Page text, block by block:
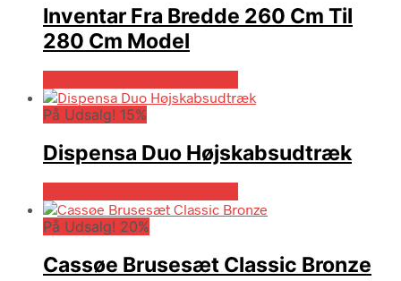
Inventar Fra Bredde 260 Cm Til
280 Cm Model
På Udsalg! 15%
Dispensa Duo Højskabsudtræk
På Udsalg! 20%
Cassøe Brusesæt Classic Bronze